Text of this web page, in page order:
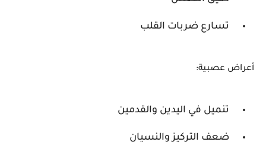
تسارع ضربات القلب
أعراض عصبية:
تنميل في اليدين والقدمين
ضعف التركيز والنسيان